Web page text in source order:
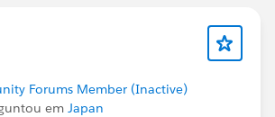
Forums Member (Inactive)
em Japan